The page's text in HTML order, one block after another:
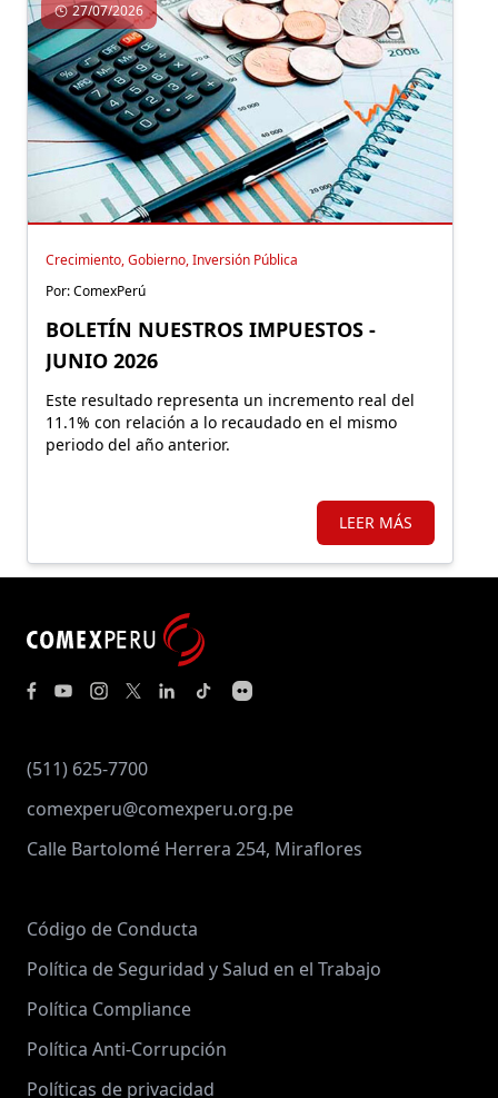
27/07/2026
Crecimiento, Gobierno, Inversión Pública
Por: ComexPerú
BOLETÍN NUESTROS IMPUESTOS -
JUNIO 2026
Este resultado representa un incremento real del
11.1% con relación a lo recaudado en el mismo
periodo del año anterior.
LEER MÁS
(511) 625-7700
comexperu@comexperu.org.pe
Calle Bartolomé Herrera 254, Miraflores
Código de Conducta
Política de Seguridad y Salud en el Trabajo
Política Compliance
Política Anti-Corrupción
Políticas de privacidad